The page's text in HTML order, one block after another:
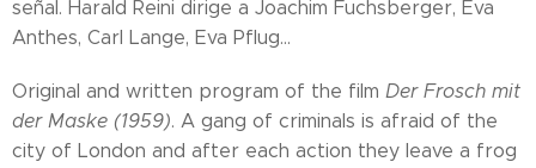
señal. Harald Reini dirige a Joachim Fuchsberger, Eva
Anthes, Carl Lange, Eva Pflug...
Original and written program of the film Der Frosch mit
der Maske (1959). A gang of criminals is afraid of the
city of London and after each action they leave a frog